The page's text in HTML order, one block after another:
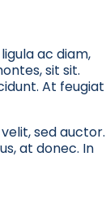
ac diam,
sit sit.
At feugiat
sed auctor.
at donec. In